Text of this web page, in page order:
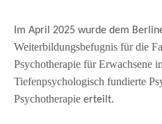
Im April 2025 wurde dem
Weiterbildungsbefugnis für die
Psychotherapie für Erwachsene
Tiefenpsychologisch fundierte
Psychotherapie erteilt.